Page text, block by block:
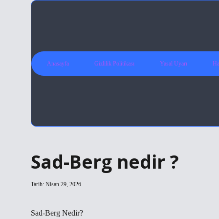
Anasayfa Gizlilik Politikası Yasal Uyarı
Sad-Berg nedir ?
Tarih: Nisan 29, 2026
Sad-Berg Nedir?